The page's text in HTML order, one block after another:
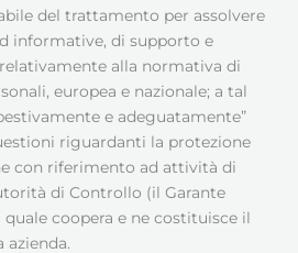
del trattamento per assolvere
informative, di supporto e
alla normativa di
europea e nazionale; a tal
e adeguatamente”
riguardanti la protezione
con riferimento ad attività di
di Controllo (il Garante
coopera e ne costituisce il